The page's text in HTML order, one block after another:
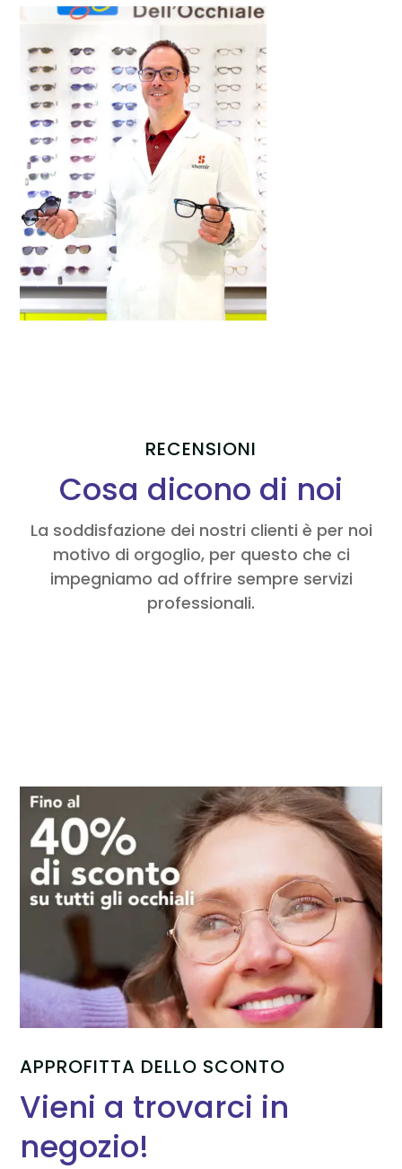
RECENSIONI
Cosa dicono di noi
La soddisfazione dei nostri clienti è per noi
motivo di orgoglio, per questo che ci
impegniamo ad offrire sempre servizi
professionali.
APPROFITTA DELLO SCONTO
Vieni a trovarci in
negozio!